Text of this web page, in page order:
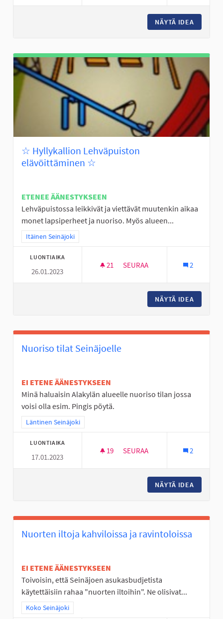
NÄYTÄ IDEA
☆ Hyllykallion Lehväpuiston
elävöittäminen ☆
ETENEE ÄÄNESTYKSEEN
Lehväpuistossa leikkivät ja viettävät muutenkin aikaa
monet lapsiperheet ja nuoriso. Myös alueen...
Rajaa tulokset teeman mukaan: Itäinen Seinäjoki
Itäinen Seinäjoki
LUONTIAIKA
26.01.2023
21 21 SEURAAJAA
SEURAA 2
NÄYTÄ IDEA
Nuoriso tilat Seinäjoelle
EI ETENE ÄÄNESTYKSEEN
Minä haluaisin Alakylän alueelle nuoriso tilan jossa
voisi olla esim. Pingis pöytä.
Rajaa tulokset teeman mukaan: Läntinen Seinäjoki
Läntinen Seinäjoki
LUONTIAIKA
17.01.2023
19 19 SEURAAJAA
SEURAA 2
NÄYTÄ IDEA
Nuorten iltoja kahviloissa ja ravintoloissa
EI ETENE ÄÄNESTYKSEEN
Toivoisin, että Seinäjoen asukasbudjetista
käytettäisiin rahaa "nuorten iltoihin". Ne olisivat...
Rajaa tulokset teeman mukaan: Koko Seinäjoki
Koko Seinäjoki